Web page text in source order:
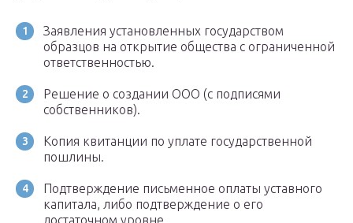
Заявления установленных государством
образцов на открытие общества с ограниченной
ответственностью.
Решение о создании ООО (с подписями
собственников).
Копия квитанции по уплате государственной
пошлины.
Подтверждение письменное оплаты уставного
капитала, либо подтверждение о его
достаточном уровне.